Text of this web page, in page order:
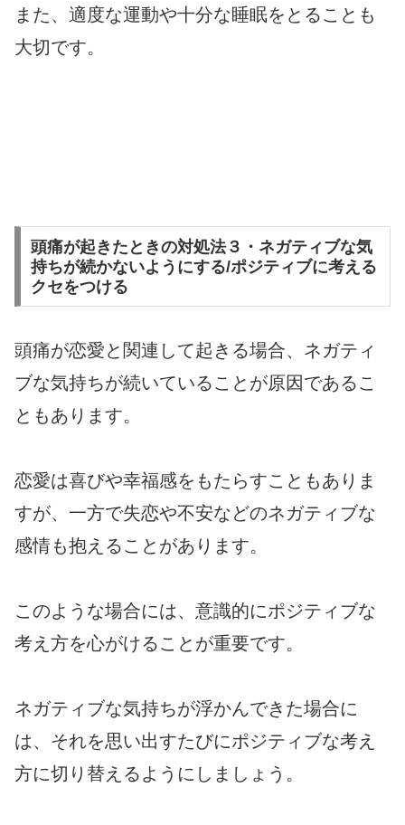
また、適度な運動や十分な睡眠をとることも
大切です。
頭痛が起きたときの対処法３・ネガティブな気
持ちが続かないようにする/ポジティブに考える
クセをつける
頭痛が恋愛と関連して起きる場合、ネガティ
ブな気持ちが続いていることが原因であるこ
ともあります。
恋愛は喜びや幸福感をもたらすこともありま
すが、一方で失恋や不安などのネガティブな
感情も抱えることがあります。
このような場合には、意識的にポジティブな
考え方を心がけることが重要です。
ネガティブな気持ちが浮かんできた場合に
は、それを思い出すたびにポジティブな考え
方に切り替えるようにしましょう。